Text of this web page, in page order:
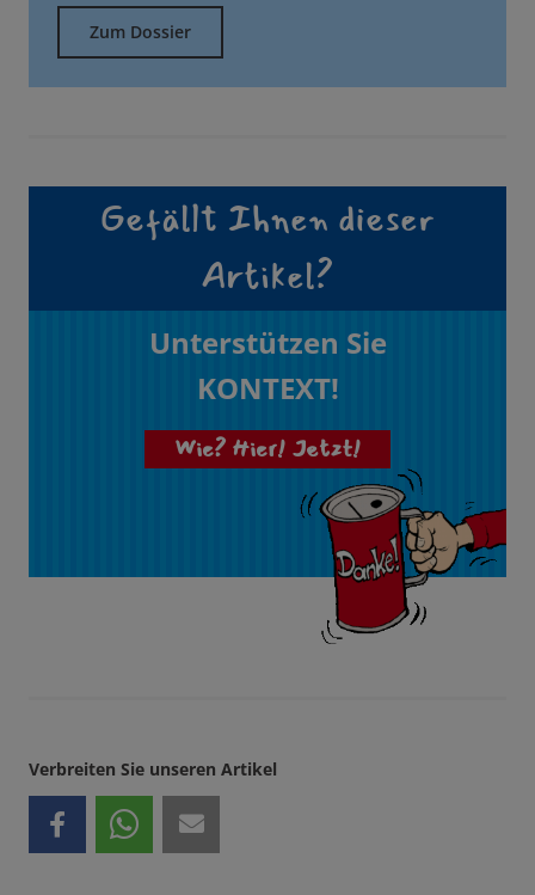
Zum Dossier
Gefällt Ihnen dieser
Artikel?
Unterstützen Sie
KONTEXT!
Wie? Hier! Jetzt!
Verbreiten Sie unseren Artikel